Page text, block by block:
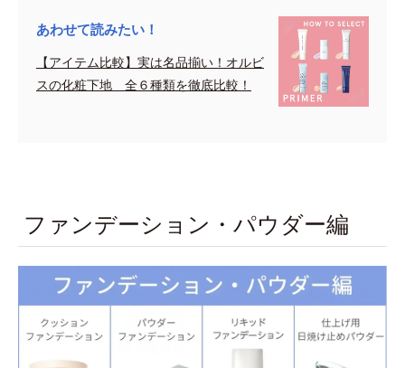
あわせて読みたい！
【アイテム比較】実は名品揃い！オルビ
スの化粧下地 全６種類を徹底比較！
ファンデーション・パウダー編